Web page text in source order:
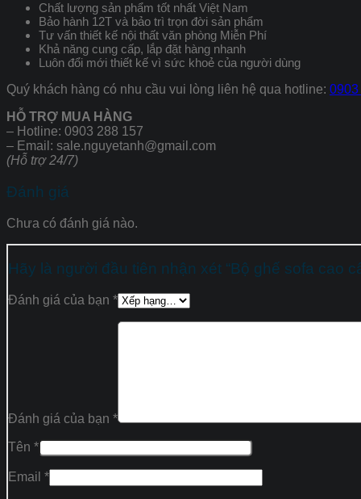
Chất lượng sản phẩm tốt nhất Việt Nam
Bảo hành 12T và bảo trì trọn đời sản phẩm
Tư vấn thiết kế nội thất văn phòng Miễn Phí
Khả năng cung cấp, lắp đặt hàng nhanh
Luôn đổi mới thiết kế vì sức khoẻ của người dùng
Quý khách hàng có nhu cầu vui lòng liên hệ qua hotline: 0903
HỖ TRỢ MUA HÀNG
– Hotline: 0903 288 157
– Email: sale.nguyetanh@gmail.com
(Hỗ trợ 24/7)
Đánh giá
Chưa có đánh giá nào.
Hãy là người đầu tiên nhận xét “Bộ ghế sofa cao
Đánh giá của bạn *
Đánh giá của bạn *
Tên *
Email *